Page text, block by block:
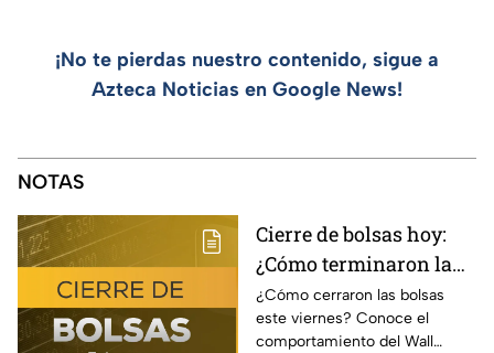
¡No te pierdas nuestro contenido, sigue a
Azteca Noticias en Google News!
NOTAS
Cierre de bolsas hoy:
¿Cómo terminaron la
BMV y el Wall Street
hoy 7 de agosto
¿Cómo cerraron las bolsas
este viernes? Conoce el
comportamiento del Wall